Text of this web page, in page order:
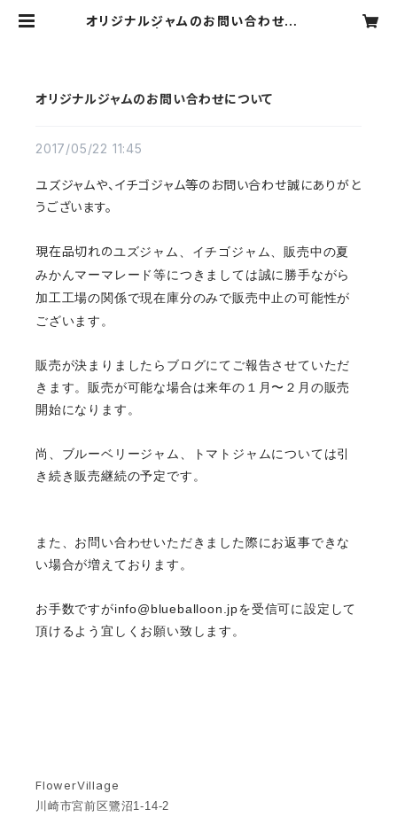
オリジナルジャムのお問い合わせにつ
オリジナルジャムのお問い合わせについて
2017/05/22 11:45
ユズジャムや、イチゴジャム等のお問い合わせ誠にありがと
うございます。
現在品切れのユズジャム、イチゴジャム、販売中の夏
みかんマーマレード等につきましては誠に勝手ながら
加工工場の関係で現在庫分のみで販売中止の可能性が
ございます。
販売が決まりましたらブログにてご報告させていただ
きます。 販売が可能な場合は来年の１月〜２月の販売
開始になります。
尚、ブルーベリージャム、
トマトジャムについては引
き続き販売継続の予定です。
また、お問い合わせいただきました際にお返事できな
い場合が増えております。
お手数ですがinfo@blueballoon.jpを受信可に設定して
頂けるよう宜しくお願い致します。
FlowerVillage
川崎市宮前区鷺沼1-14-2